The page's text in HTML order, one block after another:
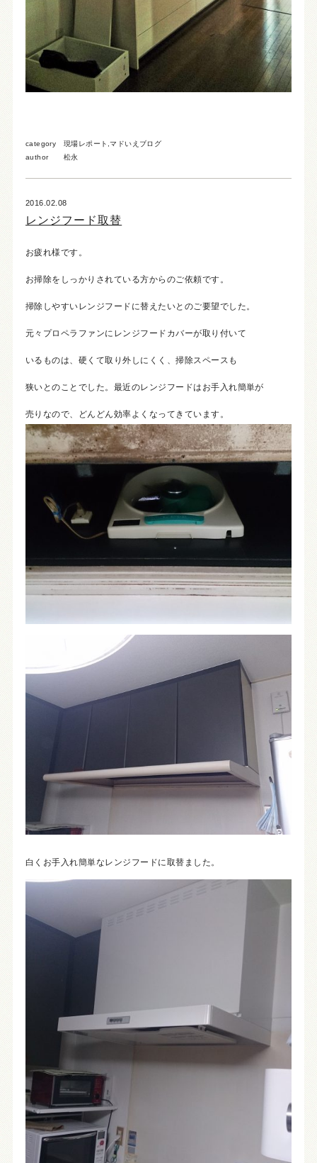
category 現場レポート ,マドいえブログ
author
松永
2016.02.08
レンジフード取替
お疲れ様です。
お掃除をしっかりされている方からのご依頼です。
掃除しやすいレンジフードに替えたいとのご要望でした。
元々プロペラファンにレンジフードカバーが取り付いて
いるものは、硬くて取り外しにくく、掃除スペースも
狭いとのことでした。最近のレンジフードはお手入れ簡単が
売りなので、どんどん効率よくなってきています。
白くお手入れ簡単なレンジフードに取替ました。